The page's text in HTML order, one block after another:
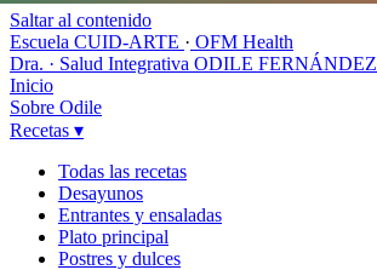
Saltar al contenido
Escuela CUID-ARTE · OFM Health
Dra. · Salud Integrativa ODILE FERNÁNDEZ
Inicio
Sobre Odile
Recetas ▾
Todas las recetas
Desayunos
Entrantes y ensaladas
Plato principal
Postres y dulces